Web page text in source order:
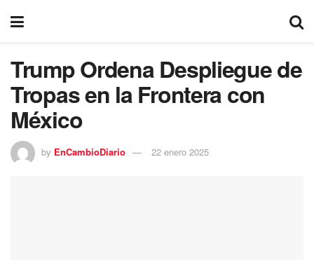
Trump Ordena Despliegue de
Tropas en la Frontera con
México
by EnCambioDiario 22 enero 2025